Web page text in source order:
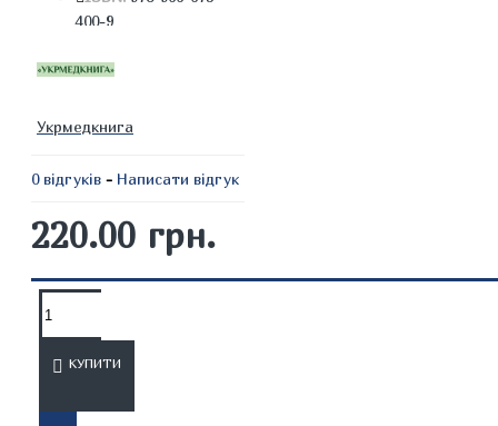
400-9
Укрмедкнига
0 відгуків - Написати відгук
220.00 грн.
КУПИТИ
ОПИС